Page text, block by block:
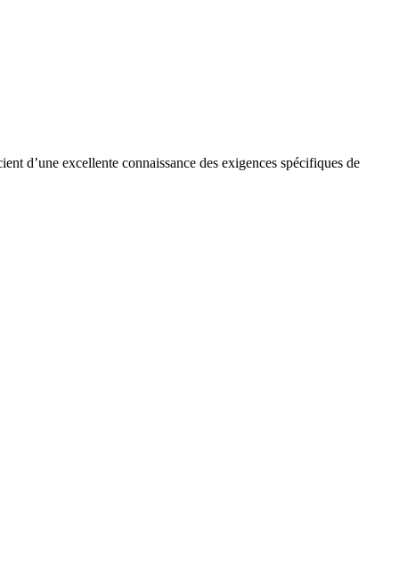
d’une excellente connaissance des exigences spécifiques de